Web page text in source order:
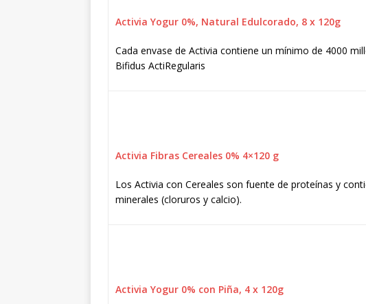
Activia Yogur 0%, Natural Edulcorado, 8 x 120g
Cada envase de Activia contiene un mínimo de 4000
Bifidus ActiRegularis
Activia Fibras Cereales 0% 4×120 g
Los Activia con Cereales son fuente de proteínas y
minerales (cloruros y calcio).
Activia Yogur 0% con Piña, 4 x 120g